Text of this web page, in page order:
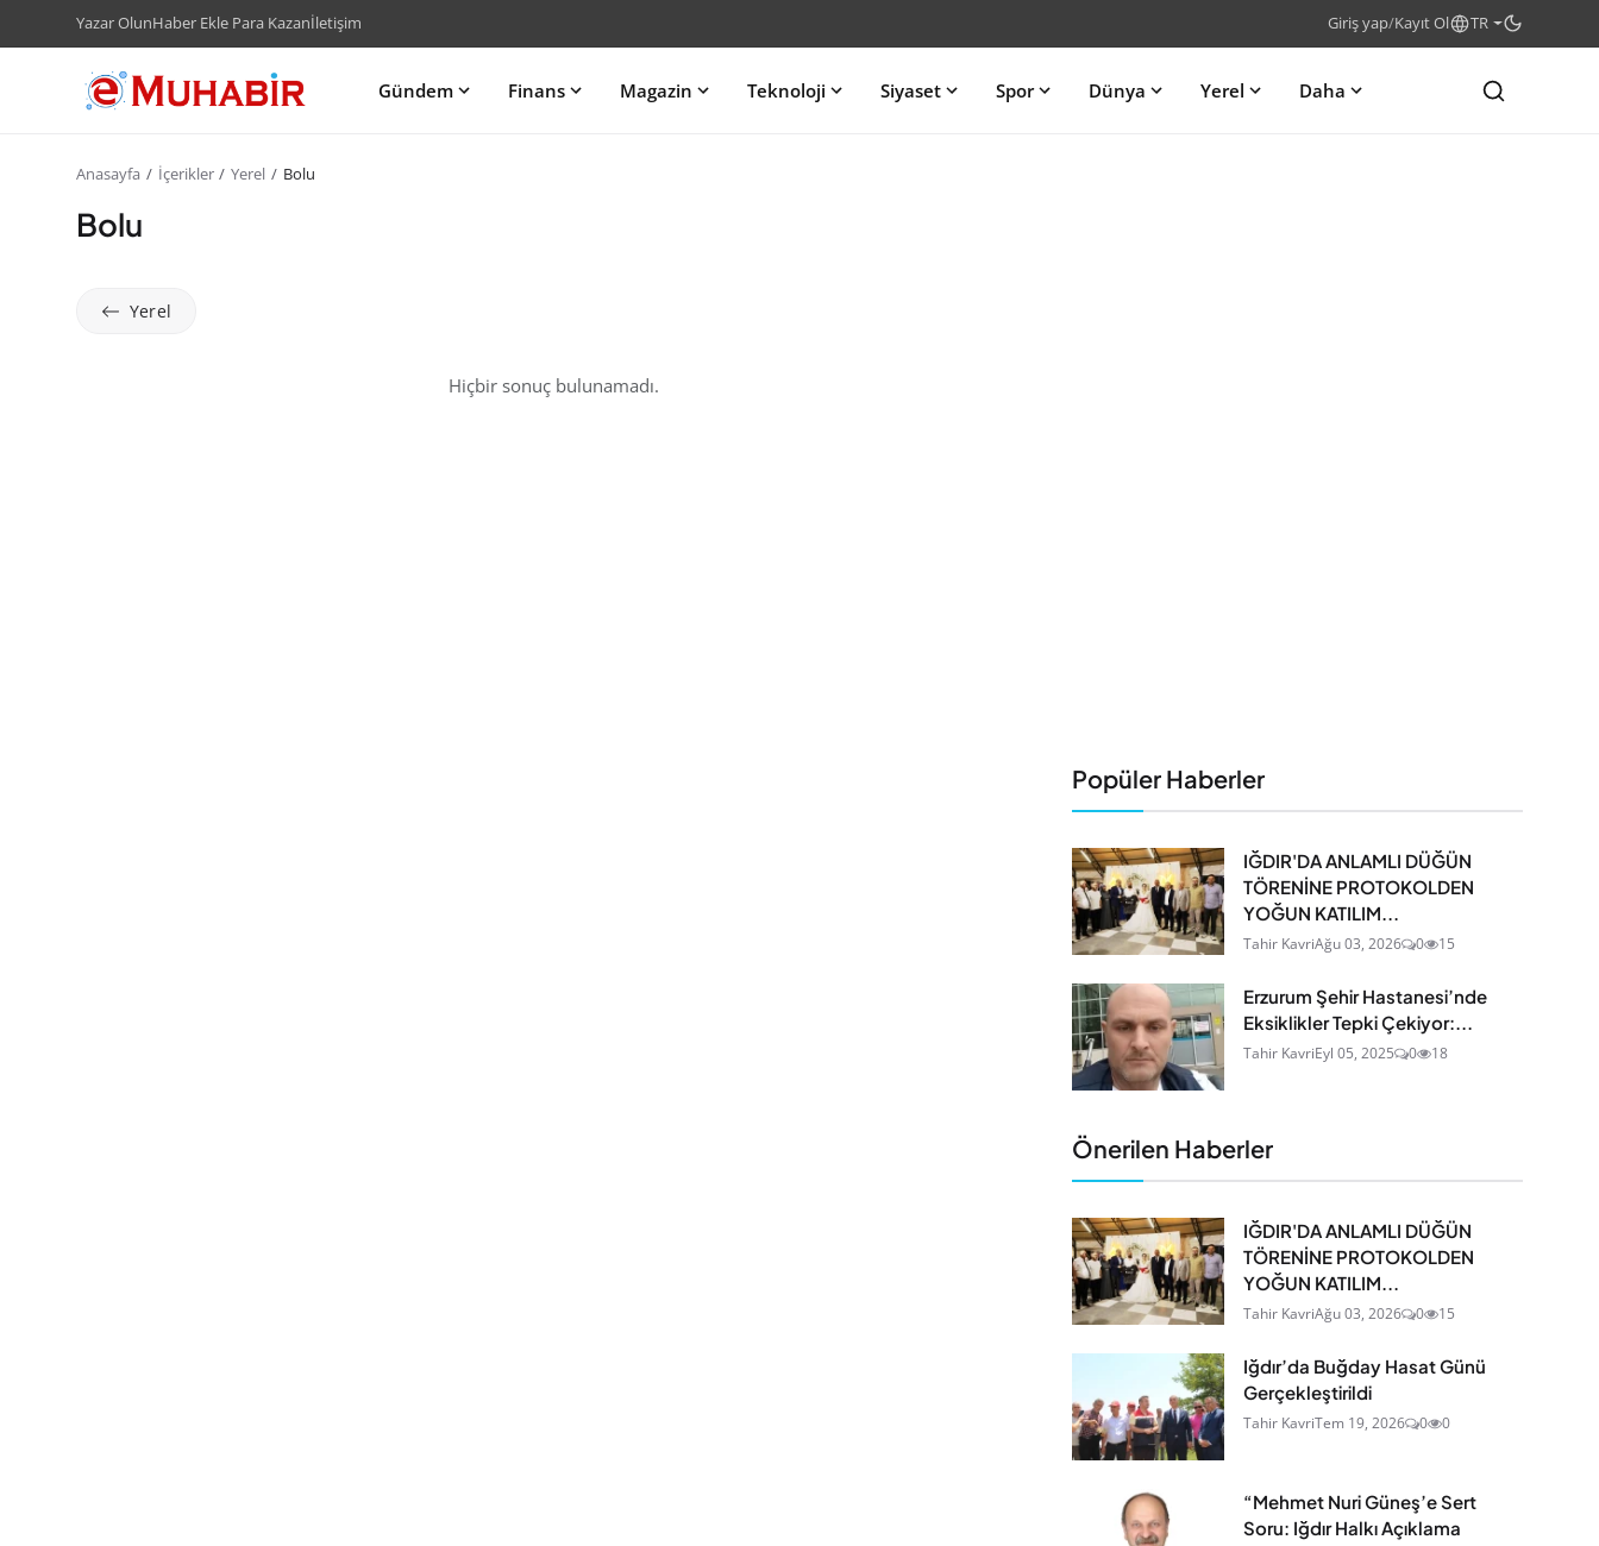
Yazar OlunHaber Ekle Para Kazanİletişim Giriş yap/Kayıt Ol TR
Gündem Finans Magazin Teknoloji Siyaset Spor Dünya Yerel Daha
Anasayfa İçerikler Yerel Bolu
Bolu
Yerel
Hiçbir sonuç bulunamadı.
Popüler Haberler
IĞDIR'DA ANLAMLI DÜĞÜN
TÖRENİNE PROTOKOLDEN
YOĞUN KATILIM...
Tahir KavriAğu 03, 2026 0 15
Erzurum Şehir Hastanesi’nde
Eksiklikler Tepki Çekiyor:...
Tahir KavriEyl 05, 2025 0 18
Önerilen Haberler
IĞDIR'DA ANLAMLI DÜĞÜN
TÖRENİNE PROTOKOLDEN
YOĞUN KATILIM...
Tahir KavriAğu 03, 2026 0 15
Iğdır’da Buğday Hasat Günü
Gerçekleştirildi
Tahir KavriTem 19, 2026 0 0
“Mehmet Nuri Güneş’e Sert
Soru: Iğdır Halkı Açıklama